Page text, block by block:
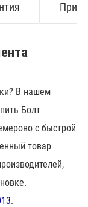
При
В нашем
Болт
с быстрой
товар
.